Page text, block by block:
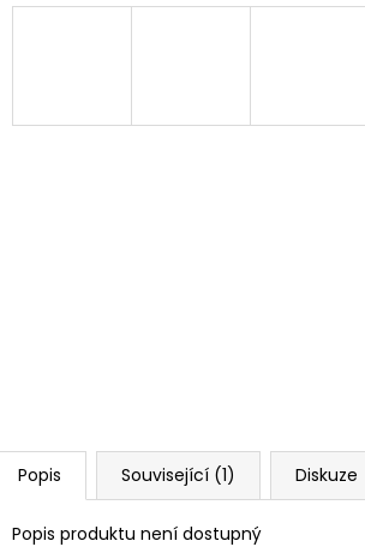
Popis Související (1) Diskuze
Popis produktu není dostupný